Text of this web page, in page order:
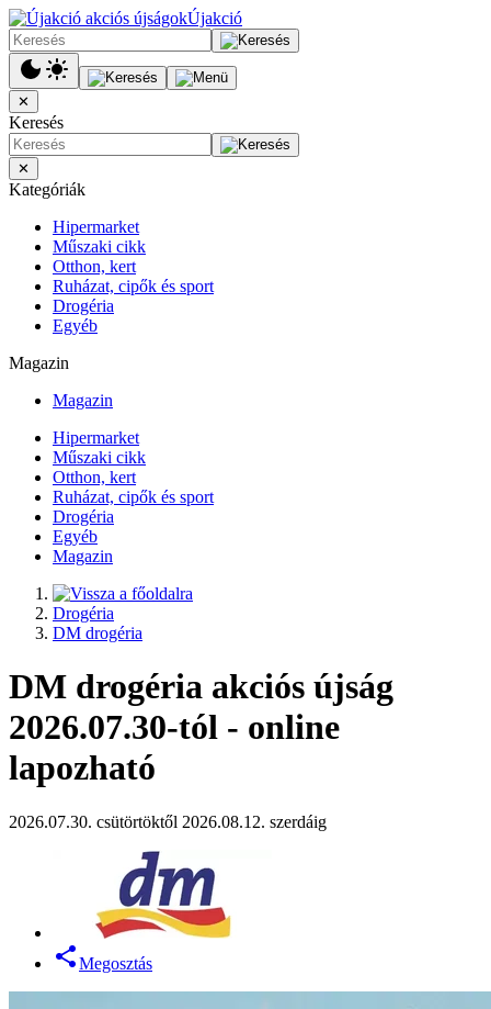
Újakció
✕
Keresés
✕
Kategóriák
Hipermarket
Műszaki cikk
Otthon, kert
Ruházat, cipők és sport
Drogéria
Egyéb
Magazin
Magazin
Hipermarket
Műszaki cikk
Otthon, kert
Ruházat, cipők és sport
Drogéria
Egyéb
Magazin
Drogéria
DM drogéria
DM drogéria akciós újság
2026.07.30-tól - online
lapozható
2026.07.30. csütörtöktől 2026.08.12. szerdáig
Megosztás